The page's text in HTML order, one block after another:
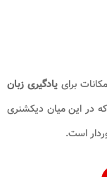
برای یادگیری زبان
در این میان دیکشنری
است.